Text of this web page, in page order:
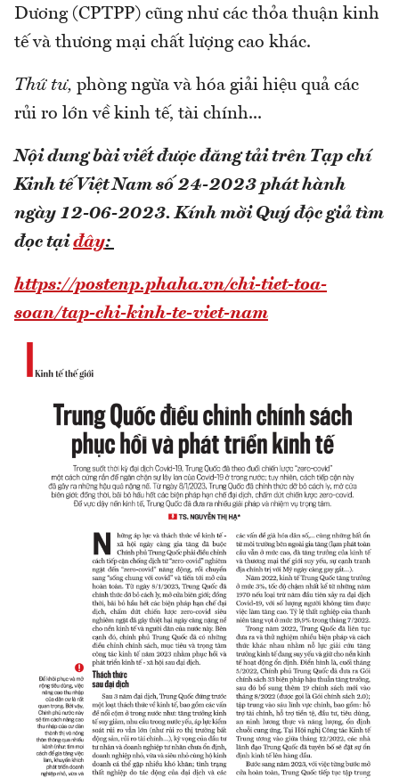
Dương (CPTPP) cũng như các thỏa thuận kinh
tế và thương mại chất lượng cao khác.
Thứ tư, phòng ngừa và hóa giải hiệu quả các
rủi ro lớn về kinh tế, tài chính...
Nội dung bài viết được đăng tải trên Tạp chí
Kinh tế Việt Nam số 24-2023 phát hành
ngày 12-06-2023.Kính mời Quý độc giả tìm
đọc tạiđây:
https://postenp.phaha.vn/chi-tiet-toa-
soan/tap-chi-kinh-te-viet-nam